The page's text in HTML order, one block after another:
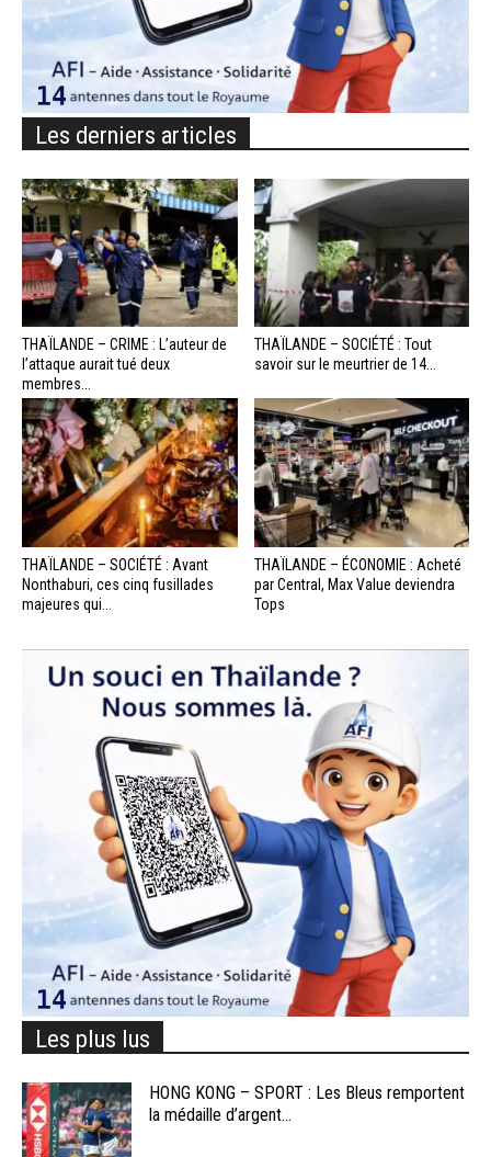
Les derniers articles
THAÏLANDE – CRIME : L’auteur de
l’attaque aurait tué deux
membres...
THAÏLANDE – SOCIÉTÉ : Tout
savoir sur le meurtrier de 14...
THAÏLANDE – SOCIÉTÉ : Avant
Nonthaburi, ces cinq fusillades
majeures qui...
THAÏLANDE – ÉCONOMIE : Acheté
par Central, Max Value deviendra
Tops
Les plus lus
HONG KONG – SPORT : Les Bleus remportent
la médaille d’argent...